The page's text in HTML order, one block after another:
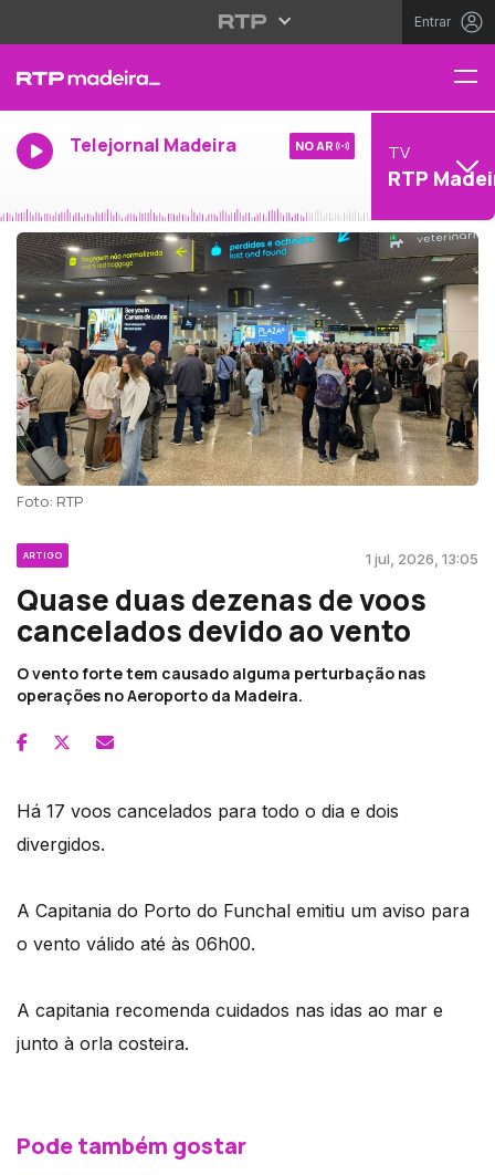
Entrar
Telejornal Madeira NO AR TV
RTP
Foto: RTP
ARTIGO 1 jul, 2026, 13:05
Quase duas dezenas de voos
cancelados devido ao vento
O vento forte tem causado alguma perturbação nas
operações no Aeroporto da Madeira.
Há 17 voos cancelados para todo o dia e dois
divergidos.
A Capitania do Porto do Funchal emitiu um aviso para
o vento válido até às 06h00.
A capitania recomenda cuidados nas idas ao mar e
junto à orla costeira.
Pode também gostar